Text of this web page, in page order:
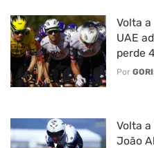
Volta a
UAE
perde
Por
Volta a
João